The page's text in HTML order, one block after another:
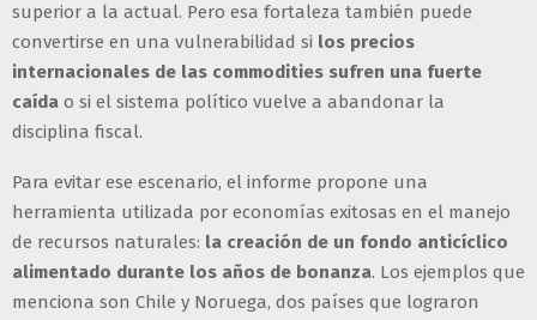
superior a la actual. Pero esa fortaleza también puede
convertirse en una vulnerabilidad si los precios
internacionales de las commodities sufren una fuerte
caída o si el sistema político vuelve a abandonar la
disciplina fiscal.
Para evitar ese escenario, el informe propone una
herramienta utilizada por economías exitosas en el manejo
de recursos naturales: la creación de un fondo anticíclico
alimentado durante los años de bonanza. Los ejemplos que
menciona son Chile y Noruega, dos países que lograron